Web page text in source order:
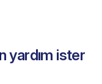
yardım ister